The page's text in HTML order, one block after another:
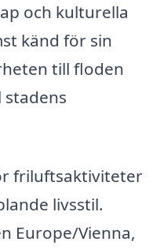
och kulturella
känd för sin
till floden
stadens
friluftsaktiviteter
livsstil.
Europe/Vienna,